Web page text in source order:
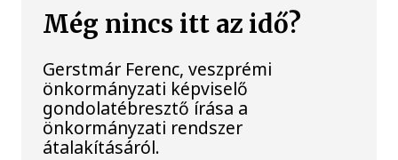
Még nincs itt az idő?
Gerstmár Ferenc, veszprémi
önkormányzati képviselő
gondolatébresztő írása a
önkormányzati rendszer
átalakításáról.